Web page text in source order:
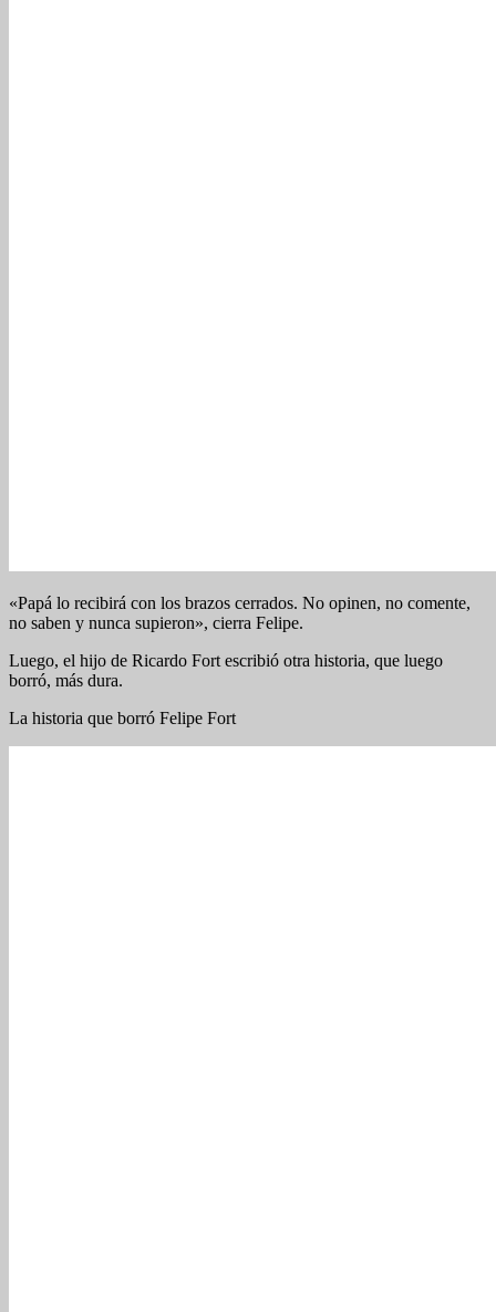
«Papá lo recibirá con los brazos cerrados. No opinen, no comente,
no saben y nunca supieron», cierra Felipe.
Luego, el hijo de Ricardo Fort escribió otra historia, que luego
borró, más dura.
La historia que borró Felipe Fort